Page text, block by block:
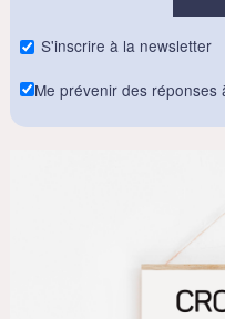
S'inscrire à la newsletter
Me prévenir des réponses